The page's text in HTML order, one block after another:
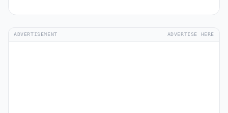
ADVERTISEMENT ADVERTISE HERE